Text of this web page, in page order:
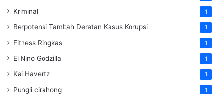
Kriminal 1
Berpotensi Tambah Deretan Kasus Korupsi 1
Fitness Ringkas 1
El Nino Godzilla 1
Kai Havertz 1
Pungli cirahong 1